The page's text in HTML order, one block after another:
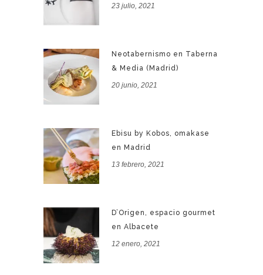
23 julio, 2021
Neotabernismo en Taberna
& Media (Madrid)
20 junio, 2021
Ebisu by Kobos, omakase
en Madrid
13 febrero, 2021
D’Origen, espacio gourmet
en Albacete
12 enero, 2021